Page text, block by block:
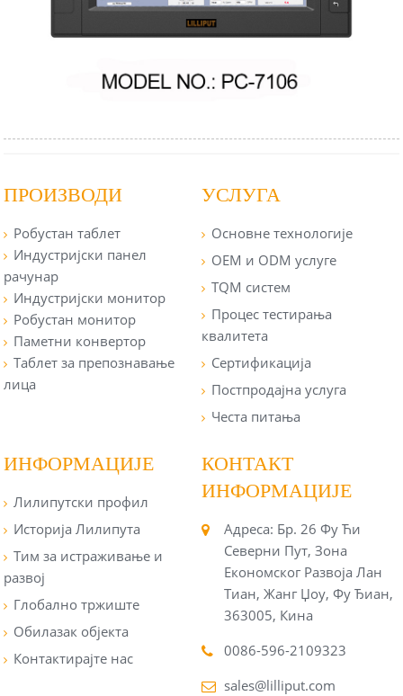
ПРОИЗВОДИ
Робустан таблет
Индустријски панел
рачунар
Индустријски монитор
Робустан монитор
Паметни конвертор
Таблет за препознавање
лица
УСЛУГА
Основне технологије
OEM и ODM услуге
TQM систем
Процес тестирања
квалитета
Сертификација
Постпродајна услуга
Честа питања
ИНФОРМАЦИЈЕ
Лилипутски профил
Историја Лилипута
Тим за истраживање и
развој
Глобално тржиште
Обилазак објекта
Контактирајте нас
КОНТАКТ
ИНФОРМАЦИЈЕ
Адреса: Бр. 26 Фу Ћи
Северни Пут, Зона
Економског Развоја Лан
Тиан, Жанг Џоу, Фу Ђиан,
363005, Кина
0086-596-2109323
sales@lilliput.com